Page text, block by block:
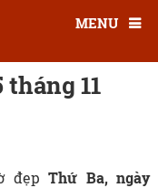
MENU
11
đẹpThứ Ba, ngày